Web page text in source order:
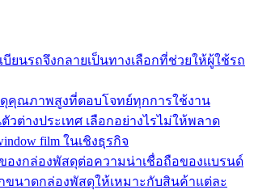
บียนรถจึงกลายเป็นทางเลือกที่ช่วยให้ผู้ใช้รถ
คุณภาพสูงที่ตอบโจทย์ทุกการใช้งาน
วต่างประเทศ เลือกอย่างไรไม่ให้พลาด
film ในเชิงธุรกิจ
งกล่องพัสดุต่อความน่าเชื่อถือของแบรนด์
ขนาดกล่องพัสดุให้เหมาะกับสินค้าแต่ละ